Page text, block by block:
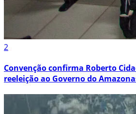
2
Convenção confirma Roberto
reeleição ao Governo do